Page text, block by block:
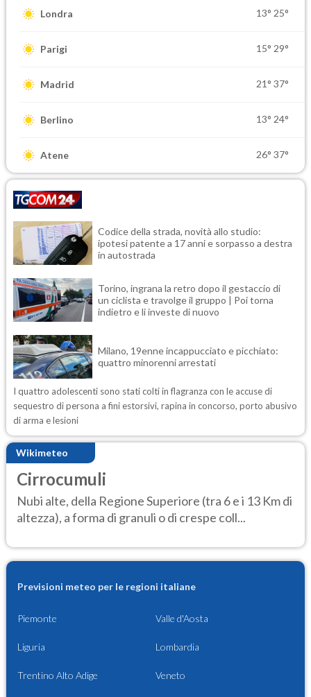
Londra 13° 25°
Parigi 15° 29°
Madrid 21° 37°
Berlino 13° 24°
Atene 26° 37°
Codice della strada, novità allo studio:
ipotesi patente a 17 anni e sorpasso a destra
in autostrada
Torino, ingrana la retro dopo il gestaccio di
un ciclista e travolge il gruppo | Poi torna
indietro e li investe di nuovo
Milano, 19enne incappucciato e picchiato:
quattro minorenni arrestati
I quattro adolescenti sono stati colti in flagranza con le accuse di
sequestro di persona a fini estorsivi, rapina in concorso, porto abusivo
di arma e lesioni
Wikimeteo
Cirrocumuli
Nubi alte, della Regione Superiore (tra 6 e i 13 Km di
altezza), a forma di granuli o di crespe coll...
Previsioni meteo per le regioni italiane
Piemonte Valle d'Aosta
Liguria Lombardia
Trentino Alto Adige Veneto